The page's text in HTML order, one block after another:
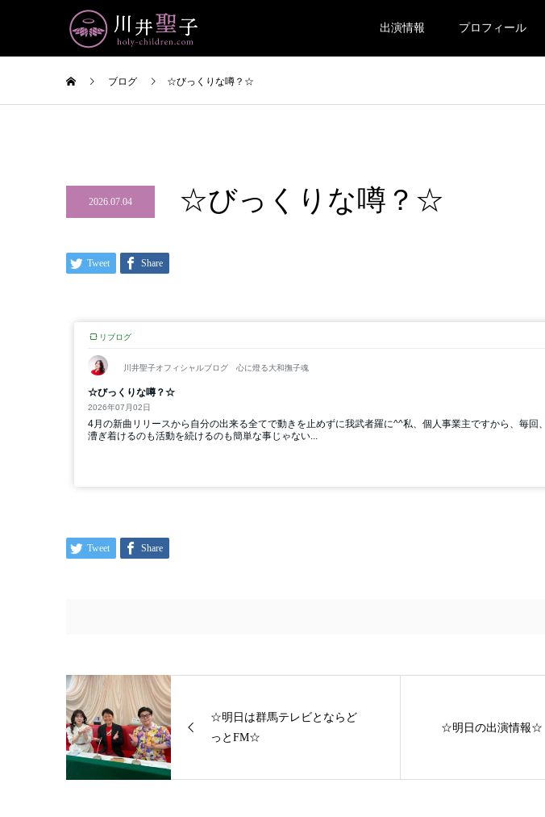
出演情報 プロフィール
ブログ ☆びっくりな噂？☆
2026.07.04 ☆びっくりな噂？☆
Tweet Share
Tweet Share
☆明日は群馬テレビとならど
っとFM☆
☆明日の出演情報☆